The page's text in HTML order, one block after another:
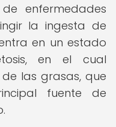
enfermedades
la ingesta de
en un estado
en el cual
las grasas, que
fuente de